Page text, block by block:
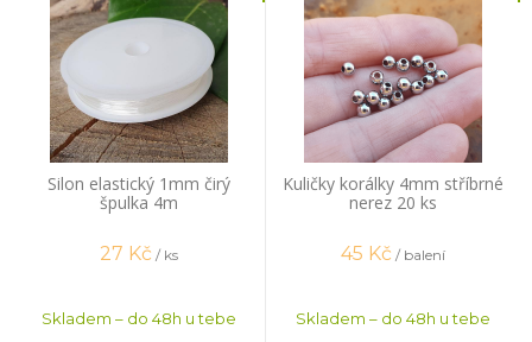
Silon elastický 1mm čirý
špulka 4m
27 Kč / ks
Skladem – do 48h u tebe
Kuličky korálky 4mm stříbrné
nerez 20 ks
45 Kč / balení
Skladem – do 48h u tebe